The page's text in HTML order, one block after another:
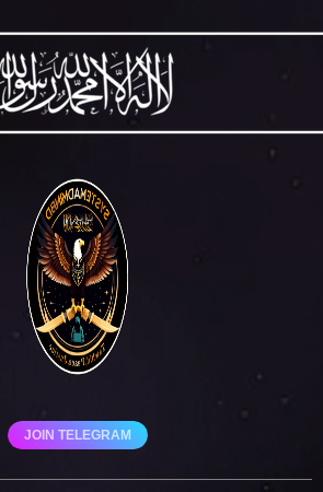
JOIN TELEGRAM